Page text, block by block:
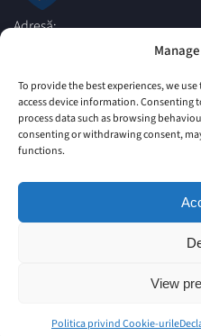
To provide the best experiences, we
access device information. Consenting
process data such as browsing
consenting or withdrawing consent,
functions.
View
Politica privind Cookie-urile
Adresă:
Ploiesti, Judetul Prahova, cod
Telefon:
+4 0244 516 699|+4 0244 595
063
+4 0244 984
Email:
© Primăria Municipiului
Politica